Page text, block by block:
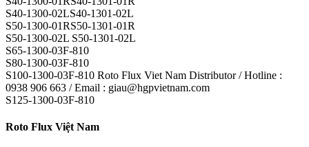
S40-1300-02LS40-1301-02L
S50-1300-01RS50-1301-01R
S50-1300-02L S50-1301-02L
S65-1300-03F-810
S80-1300-03F-810
S100-1300-03F-810 Roto Flux Viet Nam Distributor / Hotline :
0938 906 663 / Email : giau@hgpvietnam.com
S125-1300-03F-810
Roto Flux Việt Nam